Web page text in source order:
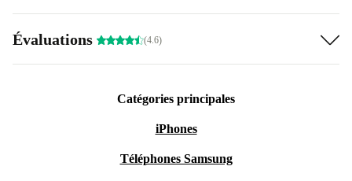
Évaluations (4.6)
Catégories principales
iPhones
Téléphones Samsung